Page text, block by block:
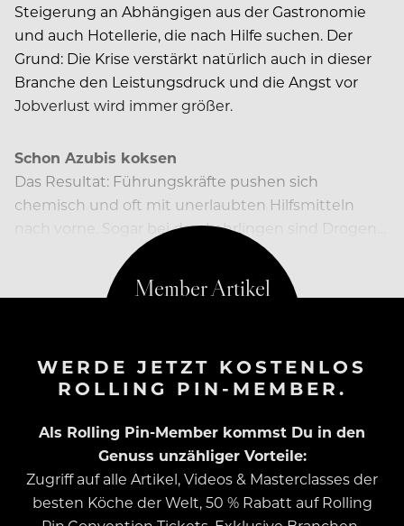
Steigerung an Abhängigen aus der Gastronomie
und auch Hotellerie, die nach Hilfe suchen. Der
Grund: Die Krise verstärkt natürlich auch in dieser
Branche den Leistungsdruck und die Angst vor
Jobverlust wird immer größer.
Schon Azubis koksen
Das Resultat: Führungskräfte pushen sich
chemisch und oft mit unerlaubten Hilfsmitteln
nach vorne. Sogar bei den Lehrlingen sind Drogen…
WERDE JETZT KOSTENLOS
ROLLING PIN-MEMBER.
Als Rolling Pin-Member kommst Du in den
Genuss unzähliger Vorteile:
Zugriff auf alle Artikel, Videos & Masterclasses der
besten Köche der Welt, 50 % Rabatt auf Rolling